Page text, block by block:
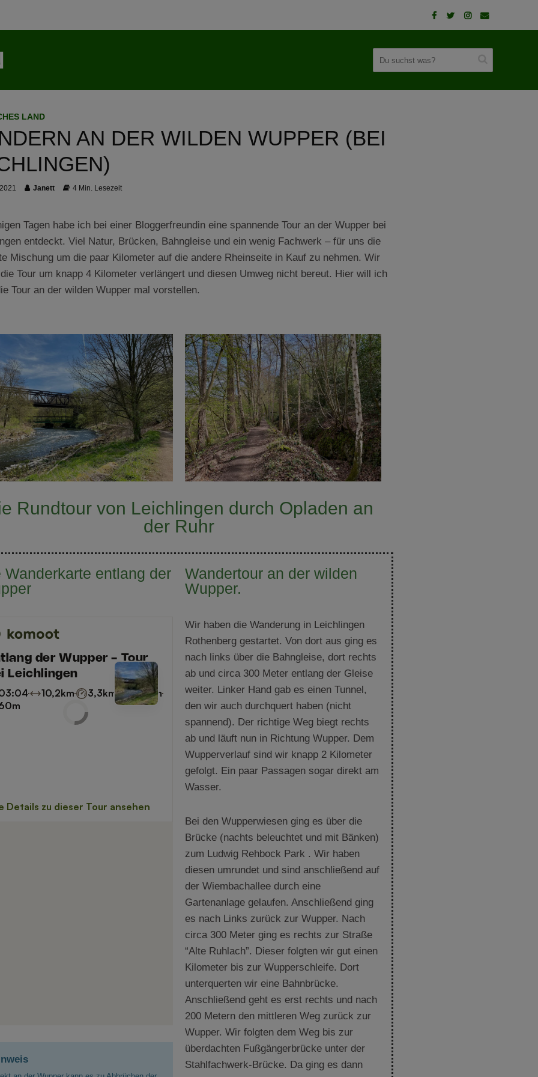
LAND
AN DER WILDEN WUPPER (BEI
Janett 4 Min. Lesezeit
Tagen habe ich bei einer Bloggerfreundin eine spannende Tour an der Wupper bei
entdeckt. Viel Natur, Brücken, Bahngleise und ein wenig Fachwerk – für uns die
Mischung um die paar Kilometer auf die andere Rheinseite in Kauf zu nehmen. Wir
Tour um knapp 4 Kilometer verlängert und diesen Umweg nicht bereut. Hier will ich
Tour an der wilden Wupper mal vorstellen.
Rundtour von Leichlingen durch Opladen an
der Ruhr
Wanderkarte entlang der
Wandertour an der wilden
Wupper.
Wir haben die Wanderung in Leichlingen
Rothenberg gestartet. Von dort aus ging es
nach links über die Bahngleise, dort rechts
ab und circa 300 Meter entlang der Gleise
weiter. Linker Hand gab es einen Tunnel,
den wir auch durchquert haben (nicht
spannend). Der richtige Weg biegt rechts
ab und läuft nun in Richtung Wupper. Dem
Wupperverlauf sind wir knapp 2 Kilometer
gefolgt. Ein paar Passagen sogar direkt am
Wasser.
Bei den Wupperwiesen ging es über die
Brücke (nachts beleuchtet und mit Bänken)
zum Ludwig Rehbock Park . Wir haben
diesen umrundet und sind anschließend auf
der Wiembachallee durch eine
Gartenanlage gelaufen. Anschließend ging
es nach Links zurück zur Wupper. Nach
circa 300 Meter ging es rechts zur Straße
“Alte Ruhlach”. Dieser folgten wir gut einen
Kilometer bis zur Wupperschleife. Dort
unterquerten wir eine Bahnbrücke.
Anschließend geht es erst rechts und nach
200 Metern den mittleren Weg zurück zur
Wupper. Wir folgten dem Weg bis zur
überdachten Fußgängerbrücke unter der
Stahlfachwerk-Brücke. Da ging es dann